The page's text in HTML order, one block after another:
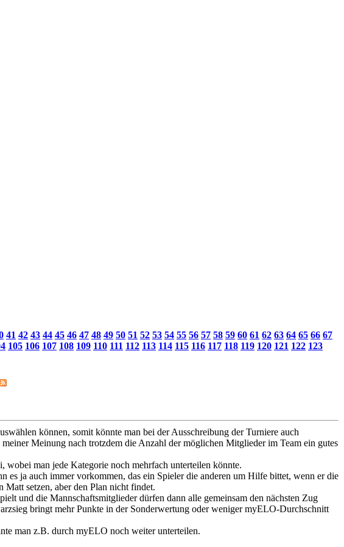
41 42 43 44 45 46 47 48 49 50 51 52 53 54 55 56 57 58 59 60 61 62 63 64 65 66 67
105 106 107 108 109 110 111 112 113 114 115 116 117 118 119 120 121 122 123
können, somit könnte man bei der Ausschreibung der Turniere auch
Meinung nach trotzdem die Anzahl der möglichen Mitglieder im Team ein gutes
man jede Kategorie noch mehrfach unterteilen könnte.
ja auch immer vorkommen, das ein Spieler die anderen um Hilfe bittet, wenn er die
Matt setzen, aber den Plan nicht findet.
und die Mannschaftsmitglieder dürfen dann alle gemeinsam den nächsten Zug
bringt mehr Punkte in der Sonderwertung oder weniger myELO-Durchschnitt
man z.B. durch myELO noch weiter unterteilen.